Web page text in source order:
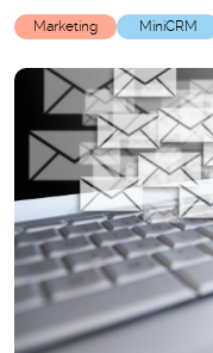
Marketing MiniCRM